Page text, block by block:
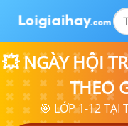
💥 NGÀY HỘI
THEO
🎯 LỚP 1-12 TẠI